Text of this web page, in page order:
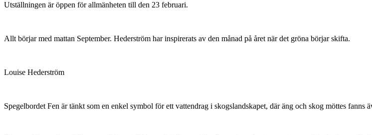
Utställningen är öppen för allmänheten till den 23 februari.
Allt börjar med mattan September. Hederström har inspirerats av den månad på året när det gröna börjar skifta.
Louise Hederström
Spegelbordet Fen är tänkt som en enkel symbol för ett vattendrag i skogslandskapet, där äng och skog möttes fanns